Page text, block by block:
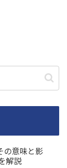
の意味と影
解説